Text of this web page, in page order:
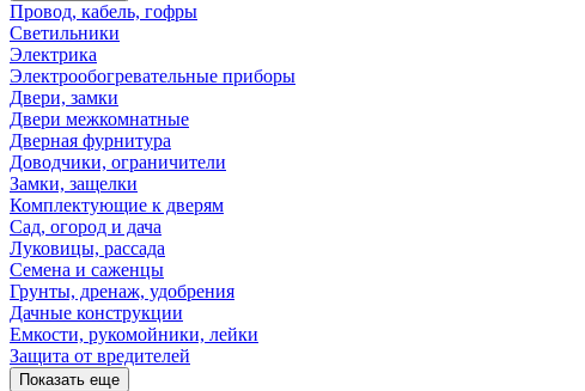
Провод, кабель, гофры
Светильники
Электрика
Электрообогревательные приборы
Двери, замки
Двери межкомнатные
Дверная фурнитура
Доводчики, ограничители
Замки, защелки
Комплектующие к дверям
Сад, огород и дача
Луковицы, рассада
Семена и саженцы
Грунты, дренаж, удобрения
Дачные конструкции
Емкости, рукомойники, лейки
Защита от вредителей
Показать еще